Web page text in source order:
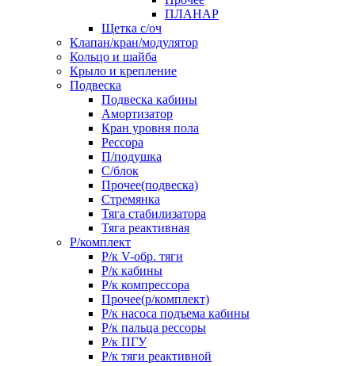
ПЛАНАР
Щетка с/оч
Клапан/кран/модулятор
Кольцо и шайба
Крыло и крепление
Подвеска
Подвеска кабины
Амортизатор
Кран уровня пола
Рессора
П/подушка
С/блок
Прочее(подвеска)
Стремянка
Тяга стабилизатора
Тяга реактивная
Р/комплект
Р/к V-обр. тяги
Р/к кабины
Р/к компрессора
Прочее(р/комплект)
Р/к насоса подъема кабины
Р/к пальца рессоры
Р/к ПГУ
Р/к тяги реактивной